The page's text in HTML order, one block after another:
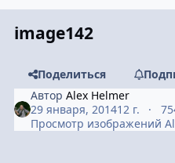
image142
Поделиться
АвторAlex Helmer
29 января, 201412 г.
Просмотр изображений